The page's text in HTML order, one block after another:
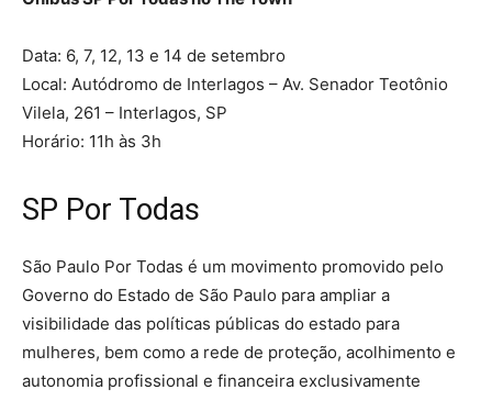
Data: 6, 7, 12, 13 e 14 de setembro
Local: Autódromo de Interlagos – Av. Senador Teotônio
Vilela, 261 – Interlagos, SP
Horário: 11h às 3h
SP Por Todas
São Paulo Por Todas é um movimento promovido pelo
Governo do Estado de São Paulo para ampliar a
visibilidade das políticas públicas do estado para
mulheres, bem como a rede de proteção, acolhimento e
autonomia profissional e financeira exclusivamente